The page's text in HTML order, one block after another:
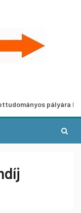
pályára lépését